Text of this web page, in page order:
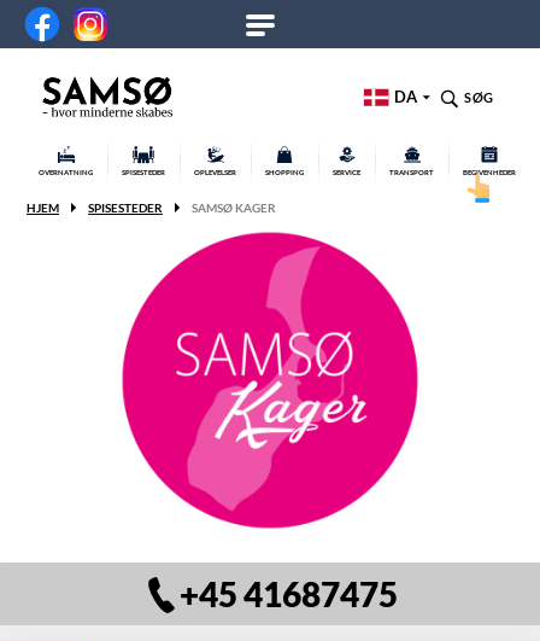
DA SØG
OVERNATNING SPISESTEDER OPLEVELSER SHOPPING SERVICE TRANSPORT BEGIVENHEDER
HJEM SPISESTEDER SAMSØ KAGER
+45 41687475